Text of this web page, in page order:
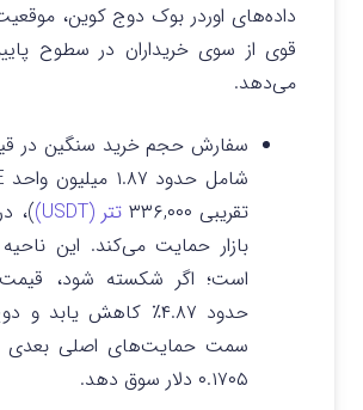
داده‌های اوردر بوک دوج کوین،
قوی از سوی خریداران در سطوح
می‌دهد.
تقریبی ۳۳۶,۰۰۰
تتر (USDT)
)،
بازار حمایت می‌کند. این
است؛ اگر شکسته شود،
حدود ۴.۸۷٪ کاهش یابد
۰.۱۷۰۵ دلار سوق دهد.